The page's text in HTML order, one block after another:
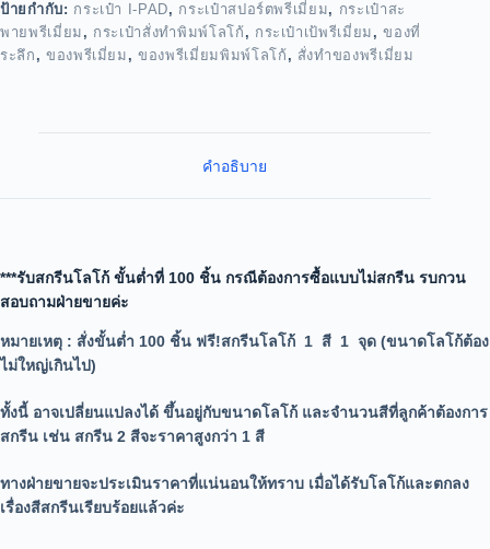
ป้ายกำกับ: กระเป๋า I-PAD, กระเป๋าสปอร์ตพรีเมี่ยม, กระเป๋าสะ
พายพรีเมี่ยม , กระเป๋าสั่งทำพิมพ์โลโก้ , กระเป๋าเป้พรีเมี่ยม ,ของที่
ระลึก , ของพรีเมี่ยม ,ของพรีเมี่ยมพิมพ์โลโก้ , สั่งทำของพรีเมี่ยม
คำอธิบาย
***รับสกรีนโลโก้ ขั้นต่ำที่ 100 ชิ้น กรณีต้องการซื้อแบบไม่สกรีน รบกวน
สอบถามฝ่ายขายค่ะ
หมายเหตุ : สั่งขั้นต่ำ 100 ชิ้น ฟรี!สกรีนโลโก้ 1 สี 1 จุด (ขนาดโลโก้ต้อง
ไม่ใหญ่เกินไป)
ทั้งนี้ อาจเปลี่ยนแปลงได้ ขึ้นอยู่กับขนาดโลโก้ และจำนวนสีที่ลูกค้าต้องการ
สกรีน เช่น สกรีน 2 สีจะราคาสูงกว่า 1 สี
ทางฝ่ายขายจะประเมินราคาที่แน่นอนให้ทราบ เมื่อได้รับโลโก้และตกลง
เรื่องสีสกรีนเรียบร้อยแล้วค่ะ